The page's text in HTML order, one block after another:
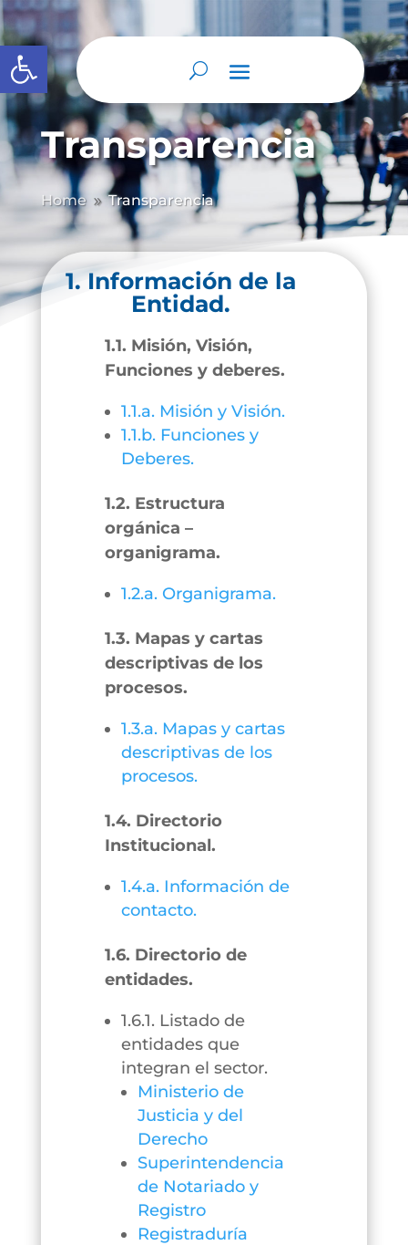
Abrir barra de herramientas
Transparencia
Home 9 Transparencia
1. Información de la
Entidad.
1.1. Misión, Visión,
Funciones y deberes.
1.1.a. Misión y Visión.
1.1.b. Funciones y
Deberes.
1.2. Estructura
orgánica –
organigrama.
1.2.a. Organigrama.
1.3. Mapas y cartas
descriptivas de los
procesos.
1.3.a. Mapas y cartas
descriptivas de los
procesos.
1.4. Directorio
Institucional.
1.4.a. Información de
contacto.
1.6. Directorio de
entidades.
1.6.1. Listado de
entidades que
integran el sector.
Ministerio de
Justicia y del
Derecho
Superintendencia
de Notariado y
Registro
Registraduría